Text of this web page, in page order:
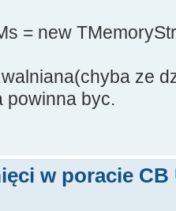
= new
ze
powinna byc.
w poracie